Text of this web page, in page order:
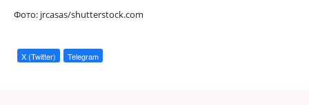
Фото: jrcasas/shutterstock.com
X (Twitter) Telegram